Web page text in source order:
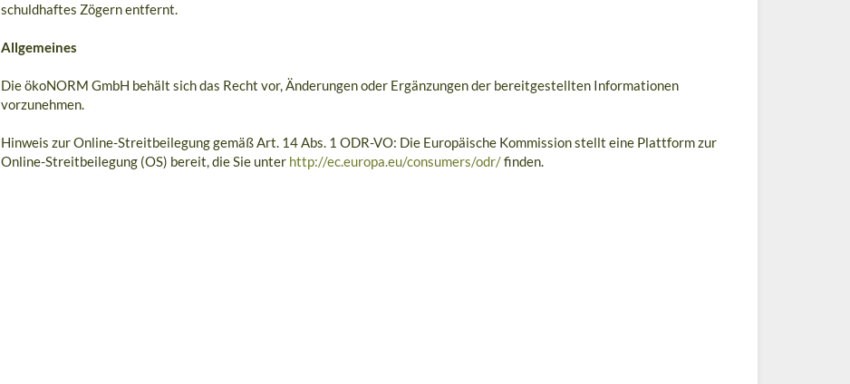
schuldhaftes Zögern entfernt.
Allgemeines
Die ökoNORM GmbH behält sich das Recht vor, Änderungen oder Ergänzungen der bereitgestellten Informationen
vorzunehmen.
Hinweis zur Online-Streitbeilegung gemäß Art. 14 Abs. 1 ODR-VO: Die Europäische Kommission stellt eine Plattform zur
Online-Streitbeilegung (OS) bereit, die Sie unter http://ec.europa.eu/consumers/odr/finden.